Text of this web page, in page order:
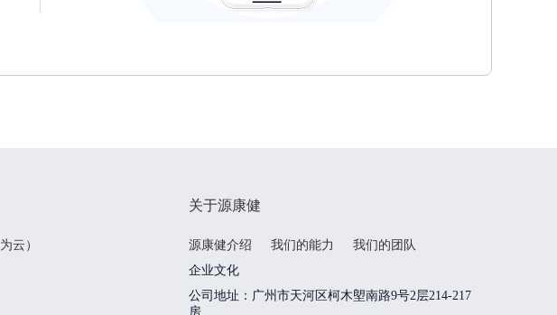
云）
关于源康健
源康健介绍 我们的能力
我们的团队
企业文化
公司地址：广州市天河区柯木塱南路9号2层214-217
房